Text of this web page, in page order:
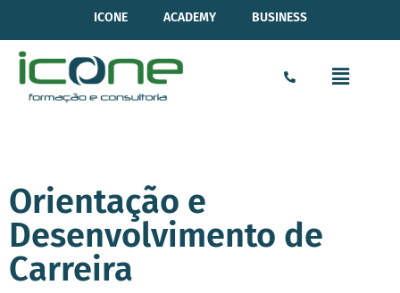
ICONE ACADEMY BUSINESS
Orientação e
Desenvolvimento de
Carreira